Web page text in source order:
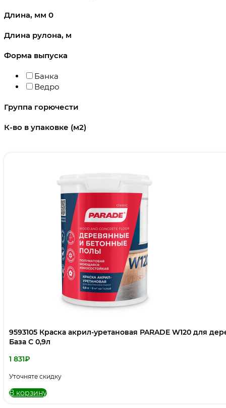
Длина, мм 0
Длина рулона, м
Форма выпуска
Банка
Ведро
Группа горючести
К-во в упаковке (м2)
9593105 Краска акрил-уретановая PARADE W120 для
База С 0,9л
1 831₽
Уточняте скидку
В корзину